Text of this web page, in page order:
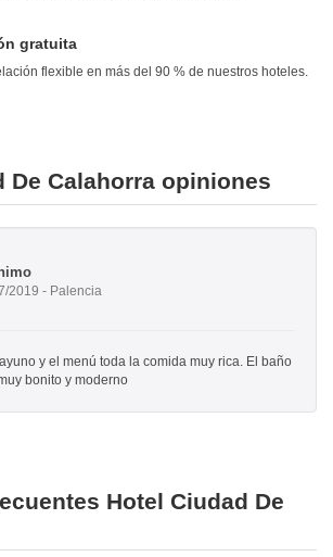
gratuita
flexible en más del 90 % de nuestros hoteles.
De Calahorra opiniones
2019 - Palencia
y el menú toda la comida muy rica. El baño
bonito y moderno
Hotel Ciudad De